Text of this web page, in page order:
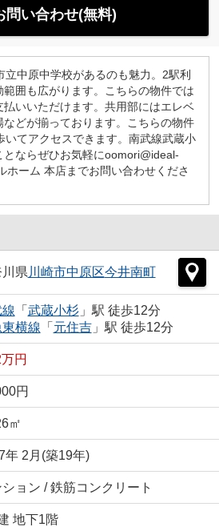
問い合わせ(無料)
中原中学校があるのも魅力。2駅利
囲も広がります。こちらの物件では
いいただけます。共用部にはエレベ
どが揃っております。こちらの物件
いてアクセスできます。南武線武蔵小
ならぜひお気軽にoomori@ideal-
ホーム 本店までお問い合わせくださ
県 川崎市中原区今井南町
「 武蔵小杉」駅 徒歩12分
横線 「 元住吉」駅 徒歩12分
円
円
㎡
年 2月(築19年)
ョン / 鉄筋コンクリート
地下1階